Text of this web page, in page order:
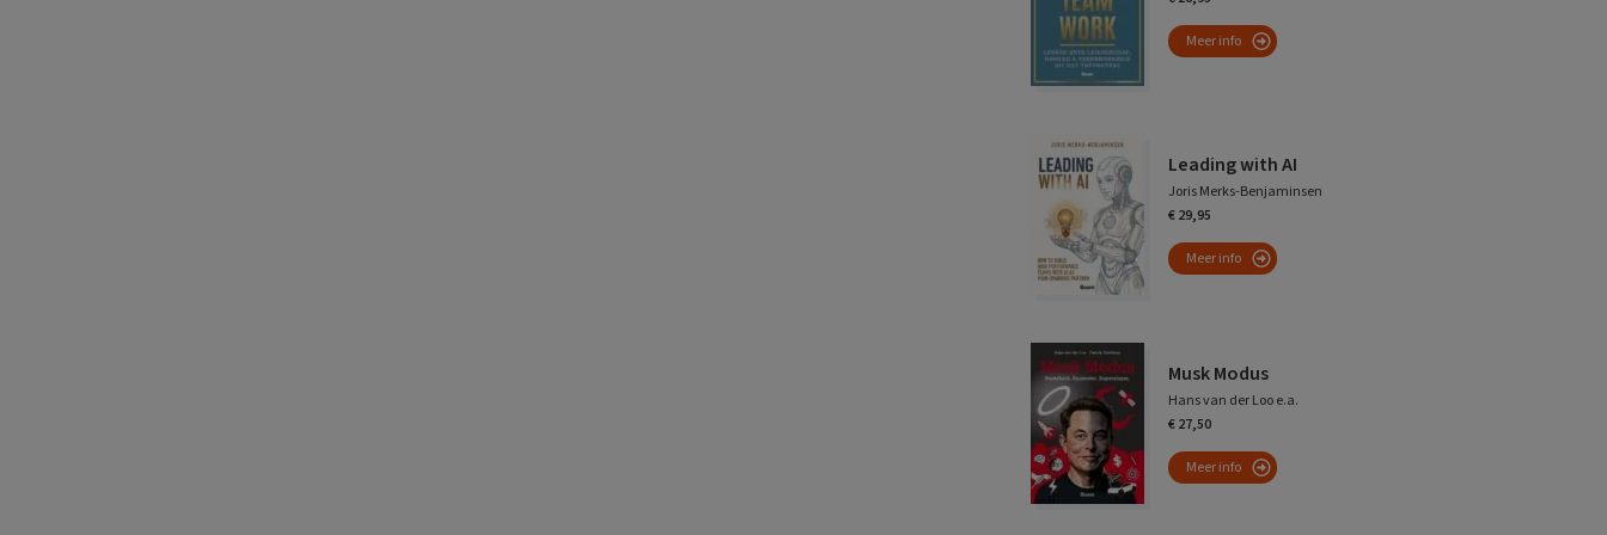
Meer info
Leading with AI
Joris Merks-Benjaminsen
€ 29,95
Meer info
Musk Modus
Hans van der Loo e.a.
€ 27,50
Meer info